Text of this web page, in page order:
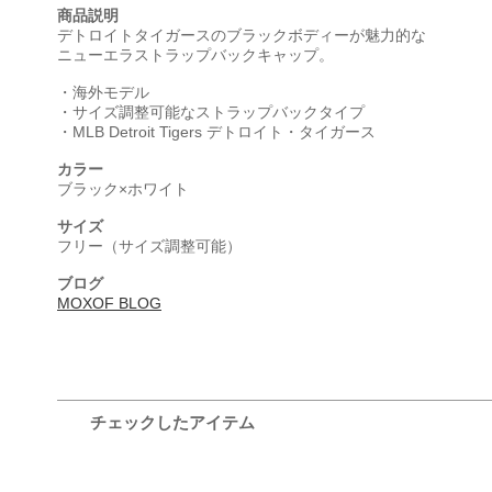
商品説明
デトロイトタイガースのブラックボディーが魅力的な
ニューエラストラップバックキャップ。
・海外モデル
・サイズ調整可能なストラップバックタイプ
・MLB Detroit Tigers デトロイト・タイガース
カラー
ブラック×ホワイト
サイズ
フリー（サイズ調整可能）
ブログ
MOXOF BLOG
チェックしたアイテム